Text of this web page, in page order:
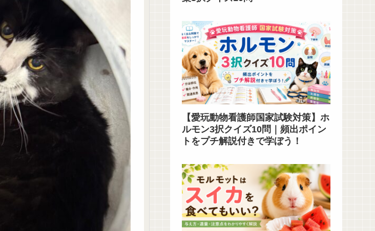
【愛玩動物看護師国家試験対策】ホ
ルモン3択クイズ10問｜頻出ポイン
トをプチ解説付きで学ぼう！